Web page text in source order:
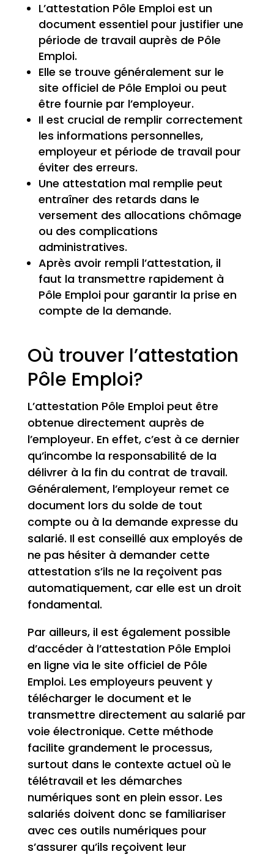
L’attestation Pôle Emploi est un
document essentiel pour justifier une
période de travail auprès de Pôle
Emploi.
Elle se trouve généralement sur le
site officiel de Pôle Emploi ou peut
être fournie par l’employeur.
Il est crucial de remplir correctement
les informations personnelles,
employeur et période de travail pour
éviter des erreurs.
Une attestation mal remplie peut
entraîner des retards dans le
versement des allocations chômage
ou des complications
administratives.
Après avoir rempli l’attestation, il
faut la transmettre rapidement à
Pôle Emploi pour garantir la prise en
compte de la demande.
Où trouver l’attestation
Pôle Emploi?
L’attestation Pôle Emploi peut être
obtenue directement auprès de
l’employeur. En effet, c’est à ce dernier
qu’incombe la responsabilité de la
délivrer à la fin du contrat de travail.
Généralement, l’employeur remet ce
document lors du solde de tout
compte ou à la demande expresse du
salarié. Il est conseillé aux employés de
ne pas hésiter à demander cette
attestation s’ils ne la reçoivent pas
automatiquement, car elle est un droit
fondamental.
Par ailleurs, il est également possible
d’accéder à l’attestation Pôle Emploi
en ligne via le site officiel de Pôle
Emploi. Les employeurs peuvent y
télécharger le document et le
transmettre directement au salarié par
voie électronique. Cette méthode
facilite grandement le processus,
surtout dans le contexte actuel où le
télétravail et les démarches
numériques sont en plein essor. Les
salariés doivent donc se familiariser
avec ces outils numériques pour
s’assurer qu’ils reçoivent leur